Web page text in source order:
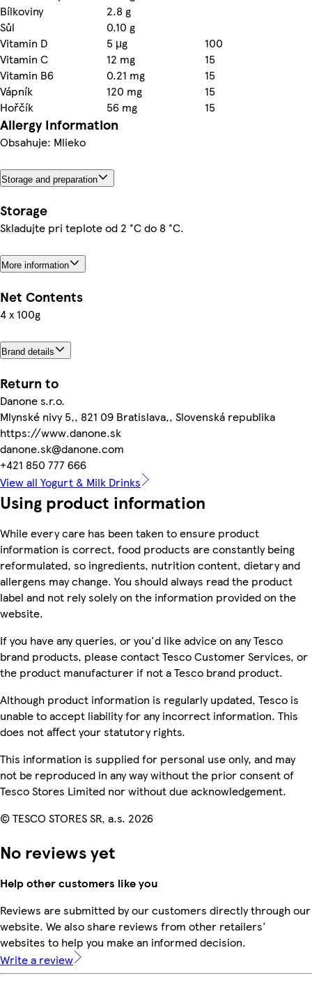
Bílkoviny
2.8 g
Sůl
0.10 g
Vitamin D
5 μg
100
Vitamin C
12 mg
15
Vitamin B6
0.21 mg
15
Vápník
120 mg
15
Hořčík
56 mg 15
Allergy Information
Obsahuje: Mlieko
Storage and preparation
Storage
Skladujte pri teplote od 2 °C do 8 °C.
More information
Net Contents
4 x 100g
Brand details
Return to
Danone s.r.o.
Mlynské nivy 5,, 821 09 Bratislava,, Slovenská republika
https://www.danone.sk
danone.sk@danone.com
+421 850 777 666
View all Yogurt & Milk Drinks
Using product information
While every care has been taken to ensure product
information is correct, food products are constantly being
reformulated, so ingredients, nutrition content, dietary and
allergens may change. You should always read the product
label and not rely solely on the information provided on the
website.
If you have any queries, or you'd like advice on any Tesco
brand products, please contact Tesco Customer Services, or
the product manufacturer if not a Tesco brand product.
Although product information is regularly updated, Tesco is
unable to accept liability for any incorrect information. This
does not affect your statutory rights.
This information is supplied for personal use only, and may
not be reproduced in any way without the prior consent of
Tesco Stores Limited nor without due acknowledgement.
© TESCO STORES SR, a.s. 2026
No reviews yet
Help other customers like you
Reviews are submitted by our customers directly through our
website. We also share reviews from other retailers'
websites to help you make an informed decision.
Write a review